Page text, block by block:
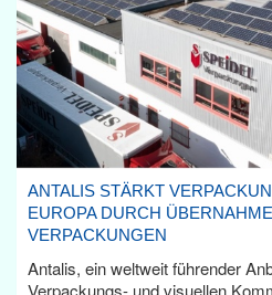
ANTALIS STÄRKT
EUROPA DURCH
VERPACKUNGEN
Antalis, ein weltweit führender
Verpackungs- und visuellen